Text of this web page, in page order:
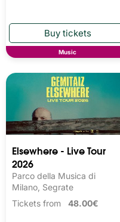
Music
Elsewhere - Live Tour
2026
Parco della Musica di
Milano, Segrate
Tickets from 48.00€